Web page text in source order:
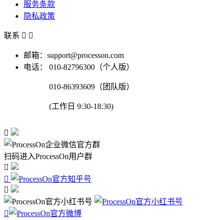
服务条款
隐私政策
联系  
邮箱：support@processon.com
电话：
010-82796300（个人版）
010-86393609（团队版）
(工作日 9:30-18:30)

扫码进入ProcessOn用户群



